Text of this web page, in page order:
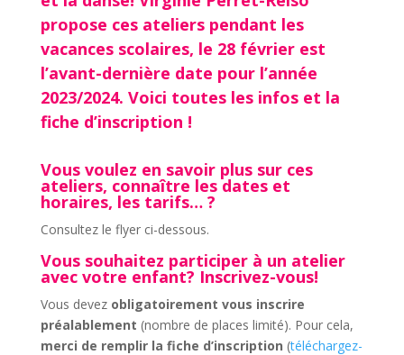
propose ces ateliers pendant les
vacances scolaires, le 28 février est
l’avant-dernière date pour l’année
2023/2024. Voici toutes les infos et la
fiche d’inscription !
Vous voulez en savoir plus sur ces
ateliers, connaître les dates et
horaires, les tarifs… ?
Consultez le flyer ci-dessous.
Vous souhaitez participer à un atelier
avec votre enfant? Inscrivez-vous!
Vous devez obligatoirement vous inscrire
préalablement (nombre de places limité). Pour cela,
merci de remplir la fiche d’inscription (téléchargez-